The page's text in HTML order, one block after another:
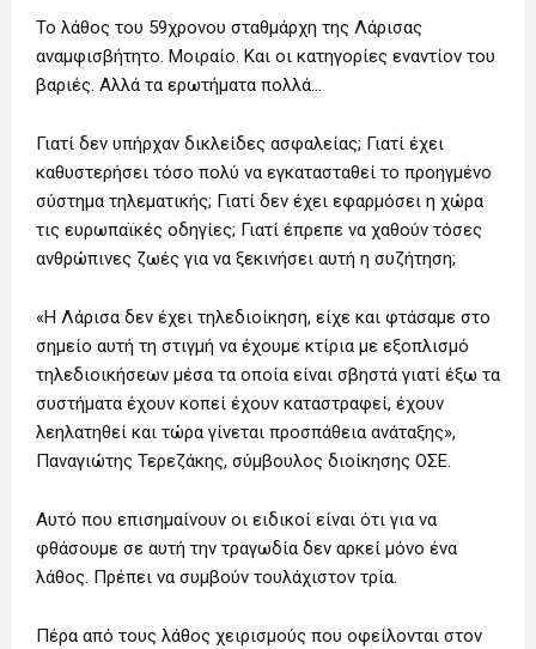
Το λάθος του 59χρονου σταθμάρχη της Λάρισας
αναμφισβήτητο. Μοιραίο. Και οι κατηγορίες εναντίον του
βαριές. Αλλά τα ερωτήματα πολλά…
Γιατί δεν υπήρχαν δικλείδες ασφαλείας; Γιατί έχει
καθυστερήσει τόσο πολύ να εγκατασταθεί το προηγμένο
σύστημα τηλεματικής; Γιατί δεν έχει εφαρμόσει η χώρα
τις ευρωπαϊκές οδηγίες; Γιατί έπρεπε να χαθούν τόσες
ανθρώπινες ζωές για να ξεκινήσει αυτή η συζήτηση;
«Η Λάρισα δεν έχει τηλεδιοίκηση, είχε και φτάσαμε στο
σημείο αυτή τη στιγμή να έχουμε κτίρια με εξοπλισμό
τηλεδιοικήσεων μέσα τα οποία είναι σβηστά γιατί έξω τα
συστήματα έχουν κοπεί έχουν καταστραφεί, έχουν
λεηλατηθεί και τώρα γίνεται προσπάθεια ανάταξης»,
Παναγιώτης Τερεζάκης, σύμβουλος διοίκησης ΟΣΕ.
Αυτό που επισημαίνουν οι ειδικοί είναι ότι για να
φθάσουμε σε αυτή την τραγωδία δεν αρκεί μόνο ένα
λάθος. Πρέπει να συμβούν τουλάχιστον τρία.
Πέρα από τους λάθος χειρισμούς που οφείλονται στον